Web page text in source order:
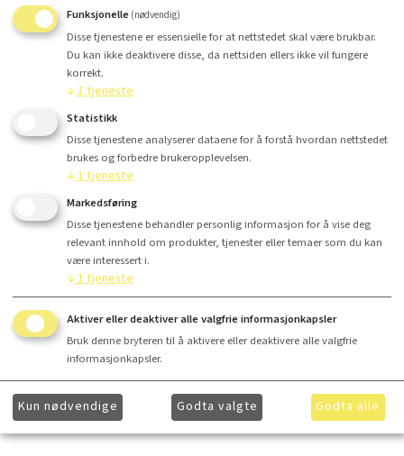
Kr 3 450,-
Finansiering
finansiering? Ta kontakt medhei@lydkonsept.no
Funksjonelle (nødvendig)
Disse tjenestene er essensielle for at nettstedet skal være brukbar.
Du kan ikke deaktivere disse, da nettsiden ellers ikke vil fungere
korrekt.
↓ 1tjeneste
Statistikk
Disse tjenestene analyserer dataene for å forstå hvordan nettstedet
brukes og forbedre brukeropplevelsen.
↓ 1tjeneste
Markedsføring
Disse tjenestene behandler personlig informasjon for å vise deg
relevant innhold om produkter, tjenester eller temaer som du kan
være interessert i.
↓ 1 tjeneste
Aktiver eller deaktiver alle valgfrie informasjonkapsler
Bruk denne bryteren til å aktivere eller deaktivere alle valgfrie
informasjonkapsler.
Kun nødvendige Godta valgte Godta alle